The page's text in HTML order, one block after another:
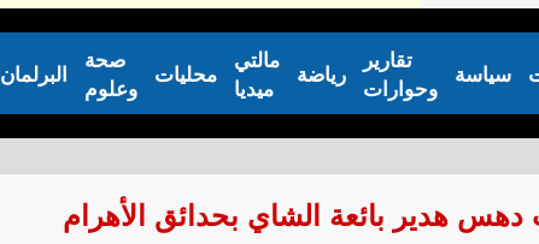
البرلمان
صحة
وعلوم
محليات
مالتي
ميديا
رياضة
تقارير
وحوارات
سياسة
هدير بائعة الشاي بحدائق الأهرام